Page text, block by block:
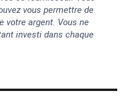
vous permettre de
votre argent. Vous ne
investi dans chaque